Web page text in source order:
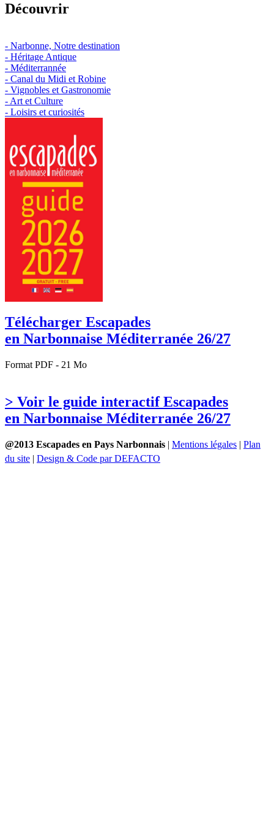
Découvrir
- Narbonne, Notre destination
- Héritage Antique
- Méditerrannée
- Canal du Midi et Robine
- Vignobles et Gastronomie
- Art et Culture
- Loisirs et curiosités
Télécharger Escapades
en Narbonnaise Méditerranée 26/27
Format PDF - 21 Mo
> Voir le guide interactif Escapades
en Narbonnaise Méditerranée 26/27
@2013 Escapades en Pays Narbonnais | Mentions légales | Plan
du site | Design & Code par DEFACTO